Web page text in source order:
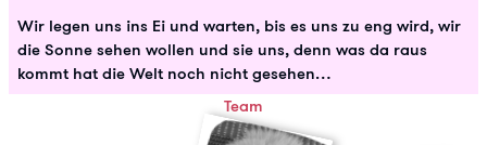
Wir legen uns ins Ei und warten, bis es uns zu eng wird, wir
die Sonne sehen wollen und sie uns, denn was da raus
kommt hat die Welt noch nicht gesehen…
Team